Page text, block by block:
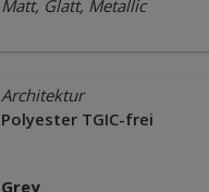
Matt, Glatt, Metallic
Architektur
Polyester TGIC-frei
Grey